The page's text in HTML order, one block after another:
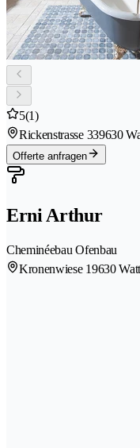
5(1)
Rickenstrasse 339630
Offerte anfragen
Erni Arthur
Cheminéebau Ofenbau
Kronenwiese 19630